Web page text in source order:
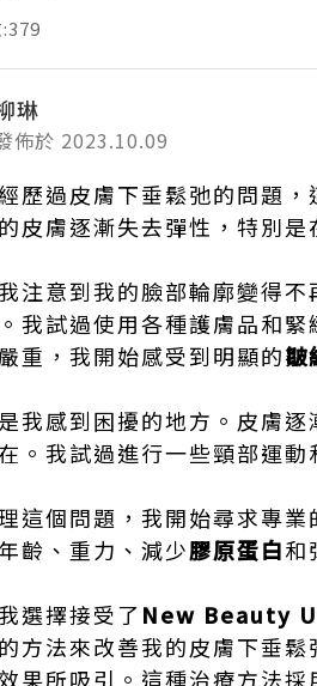
琳
佈於 2023.10.09
歷過皮膚下垂鬆弛的問題
皮膚逐漸失去彈性，特別是
注意到我的臉部輪廓變得
我試過使用各種護膚品和
重，我開始感受到明顯的皺
我感到困擾的地方。皮膚
。我試過進行一些頸部運
這個問題，我開始尋求專
齡、重力、減少膠原蛋白和
選擇接受了New Beauty
方法來改善我的皮膚下垂
果所吸引。這種治療方法